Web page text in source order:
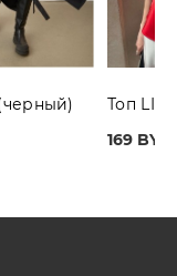
Топ
169 BYN